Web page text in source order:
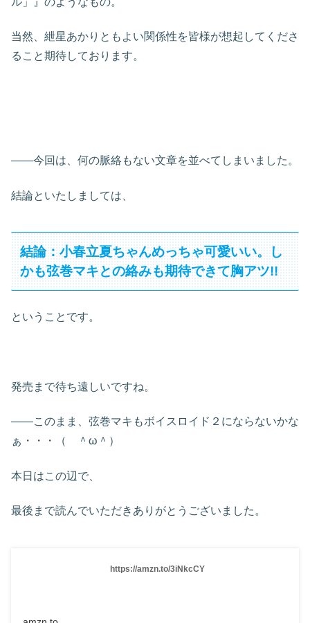
当然、紲星あかりともよい関係性を皆様が想起してくださ
ること期待しております。
――今回は、何の脈絡もない文章を並べてしまいました。
結論といたしましては、
結論：小春立夏ちゃんめっちゃ可愛いい。し
かも弦巻マキとの絡みも期待できて胸アツ!!
ということです。
発売まで待ち遠しいですね。
――このまま、弦巻マキもボイスロイド２にならないかな
ぁ・・・（ ＾ω＾）
本日はこの辺で、
最後まで読んでいただきありがとうございました。
https://amzn.to/3iNkcCY